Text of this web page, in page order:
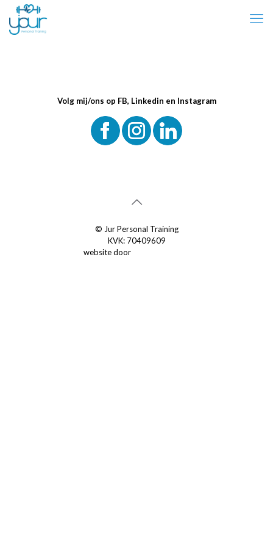
Volg mij/ons op FB, Linkedin en Instagram
© Jur Personal Training
KVK: 70409609
website door